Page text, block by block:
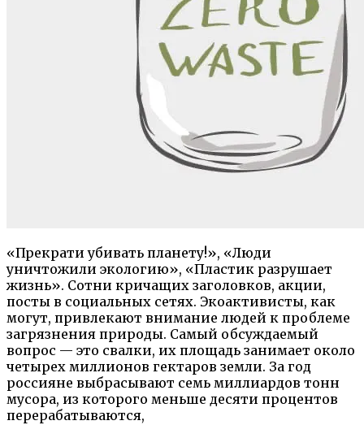
«Прекрати убивать планету!», «Люди
уничтожили экологию», «Пластик разрушает
жизнь». Сотни кричащих заголовков, акции,
посты в социальных сетях. Экоактивисты, как
могут, привлекают внимание людей к проблеме
загрязнения природы. Самый обсуждаемый
вопрос — это свалки, их площадь занимает около
четырех миллионов гектаров земли. За год
россияне выбрасывают семь миллиардов тонн
мусора, из которого меньше десяти процентов
перерабатываются,